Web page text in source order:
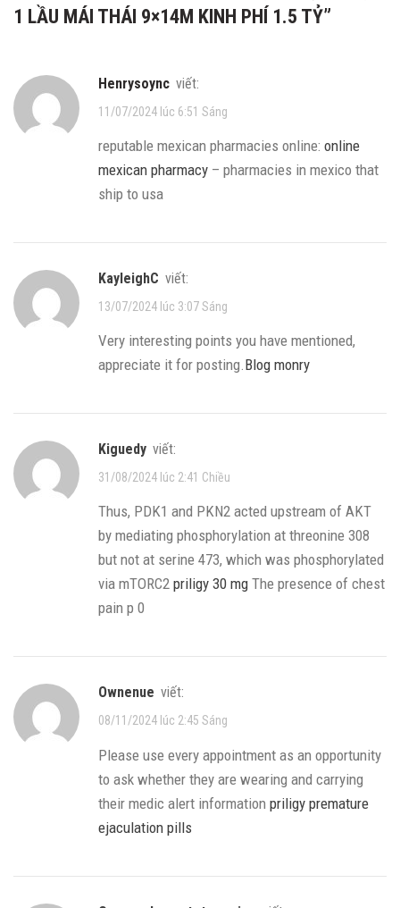
1 LẦU MÁI THÁI 9×14M KINH PHÍ 1.5 TỶ”
Henrysoync viết:
11/07/2024 lúc 6:51 Sáng
reputable mexican pharmacies online: online
mexican pharmacy – pharmacies in mexico that
ship to usa
KayleighC viết:
13/07/2024 lúc 3:07 Sáng
Very interesting points you have mentioned,
appreciate it for posting.Blog monry
Kiguedy viết:
31/08/2024 lúc 2:41 Chiều
Thus, PDK1 and PKN2 acted upstream of AKT
by mediating phosphorylation at threonine 308
but not at serine 473, which was phosphorylated
via mTORC2 priligy 30 mg The presence of chest
pain p 0
ownenue viết:
08/11/2024 lúc 2:45 Sáng
Please use every appointment as an opportunity
to ask whether they are wearing and carrying
their medic alert information priligy premature
ejaculation pills